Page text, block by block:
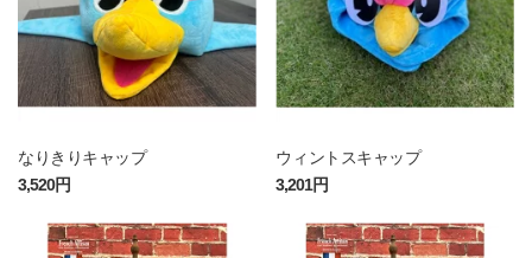
なりきりキャップ
3,520円
ウィントスキャップ
3,201円